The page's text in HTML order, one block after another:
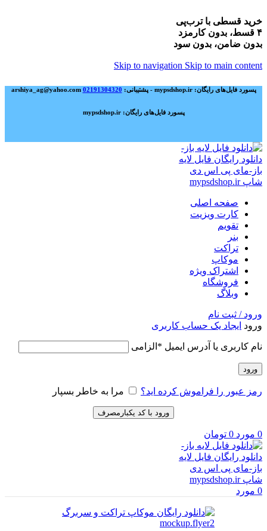
خرید قسطی با ترب‌پی
۴ قسط، بدون کارمزد
بدون ضامن، بدون سود
Skip to navigation Skip to main content
پسورد فایل‌های رایگان: mypsdshop.ir - پشتیبانی: arshiya_ag@yahoo.com 02191304320
پسورد فایل‌های رایگان: mypsdshop.ir
صفحه اصلی
کارت ویزیت
تقویم
بنر
تراکت
موکاپ
اشتراک ویژه
فروشگاه
وبلاگ
ورود / ثبت نام
ورود ایجاد یک حساب کاربری
نام کاربری یا آدرس ایمیل * الزامی
ورود
رمز عبور را فراموش کرده اید؟ مرا به خاطر بسپار
ورود با کد یکبارمصرف
0 مورد 0 تومان
0 مورد